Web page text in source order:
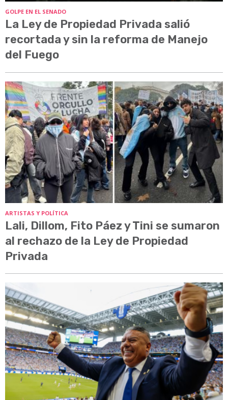
GOLPE EN EL SENADO
La Ley de Propiedad Privada salió
recortada y sin la reforma de Manejo
del Fuego
ARTISTAS Y POLÍTICA
Lali, Dillom, Fito Páez y Tini se sumaron
al rechazo de la Ley de Propiedad
Privada